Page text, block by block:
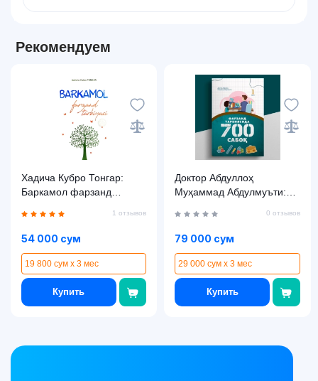
Рекомендуем
Хадича Кубро Тонгар:
Баркамол фарзанд
1 отзывов
54 000 сум
19 800 сум x 3 мес
Купить
Доктор Абдуллоҳ
Муҳаммад Абдулмуъти:
сабоқ (1-қисм)
0 отзывов
79 000 сум
29 000 сум x 3 мес
Купить